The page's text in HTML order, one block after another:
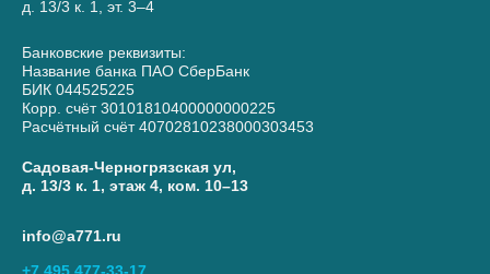
д. 13/3 к. 1, эт. 3–4
Банковские реквизиты:
Название банка ПАО СберБанк
БИК 044525225
Корр. счёт 30101810400000000225
Расчётный счёт 40702810238000303453
Садовая-Черногрязская ул,
д. 13/3 к. 1, этаж 4, ком. 10–13
info@a771.ru